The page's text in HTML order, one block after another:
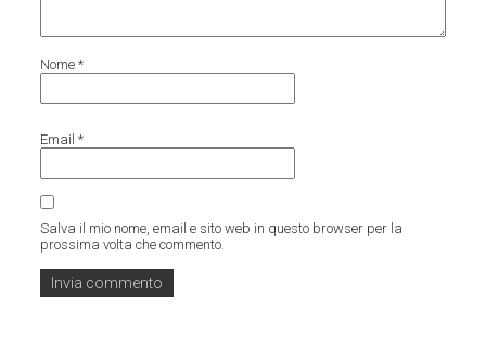
Nome*
Email*
Salva il mio nome, email e sito web in questo browser per la
prossima volta che commento.